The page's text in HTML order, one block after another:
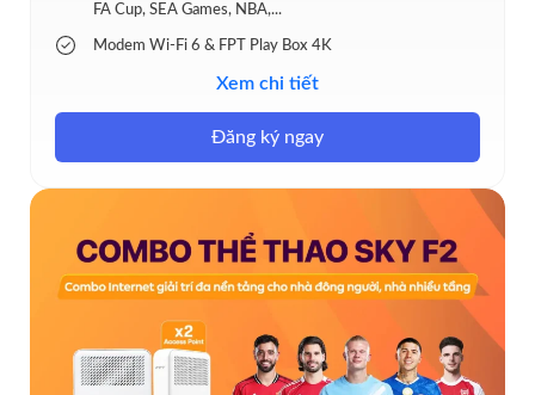
FA Cup, SEA Games, NBA,...
Modem Wi-Fi 6 & FPT Play Box 4K
Tặng 01 thiết bị Access Point & 3 tháng Ultrafast, kết nối
Tặng 01 tháng xem Ngoại Hạng Anh miễn phí
Xem chi tiết
Đăng ký ngay